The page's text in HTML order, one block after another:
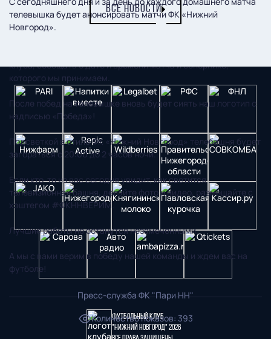
телевышка будет анонсировать матчи ФК «Нижний
Новгород».
клуба, сообщать о дате и времени матча и сопернике,
которого мы принимаем.
После побед на телевышке вновь будет сиять наш логотип с
надписью «Победа»!
Подсветкой в стиле ФК «Нижний Новгород» телебашня будет
загораться с 20:00 до 2 часов ночи.
Если кто-то из вас сегодня увидит, как светится
телевизионная башня, делайте фото и видео, размещайте с
хэштегом #ФКННВЕРИМ.
Лучшие работы не останутся незамеченными.
А мы с вами верим в победу нашей команды и ждем вас на
футболе!
Пресс-служба ФК "Пари НН"
Количество показов: 393
ВСЕ НОВОСТИ
Футбольный клуб
"Нижний Новгород" 2026